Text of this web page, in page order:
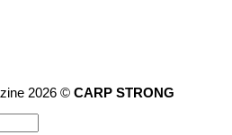
2026 © CARP STRONG